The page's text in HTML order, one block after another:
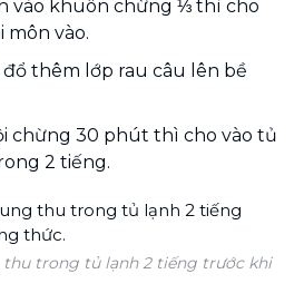
vào khuôn chừng ⅓ thì cho
môn vào.
đổ thêm lớp rau câu lên bề
chừng 30 phút thì cho vào tủ
2 tiếng.
thu trong tủ lạnh 2 tiếng trước khi